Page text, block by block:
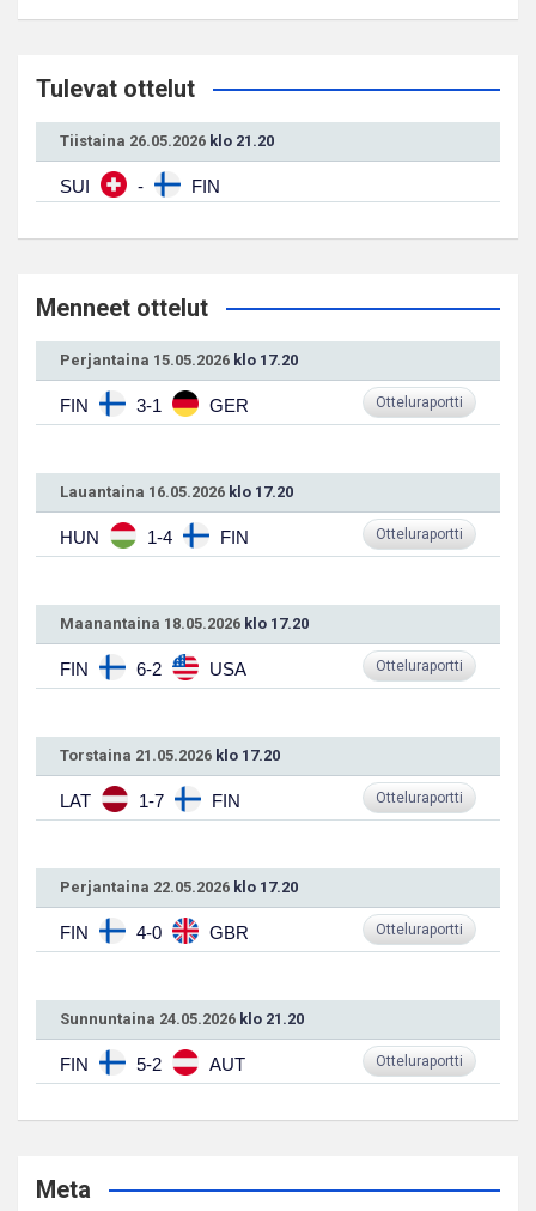
Tulevat ottelut
Tiistaina 26.05.2026 klo 21.20
SUI - FIN
Menneet ottelut
Perjantaina 15.05.2026 klo 17.20
FIN 3-1 GER Otteluraportti
Lauantaina 16.05.2026 klo 17.20
HUN 1-4 FIN Otteluraportti
Maanantaina 18.05.2026 klo 17.20
FIN 6-2 USA Otteluraportti
Torstaina 21.05.2026 klo 17.20
LAT 1-7 FIN Otteluraportti
Perjantaina 22.05.2026 klo 17.20
FIN 4-0 GBR Otteluraportti
Sunnuntaina 24.05.2026 klo 21.20
FIN 5-2 AUT Otteluraportti
Meta